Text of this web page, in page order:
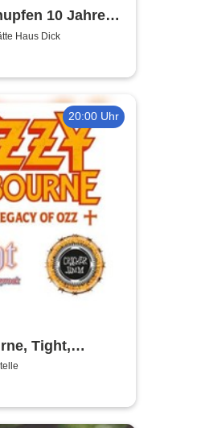
10 Jahre
Haus Dick
20:00 Uhr
Tight,